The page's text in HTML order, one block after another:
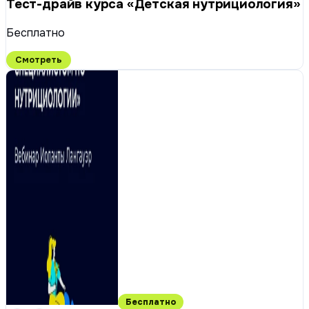
Тест-драйв курса «Детская нутрициология»
Бесплатно
Смотреть
Бесплатно